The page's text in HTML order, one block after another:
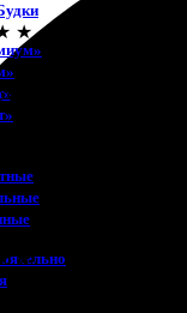
★
Заказала
★